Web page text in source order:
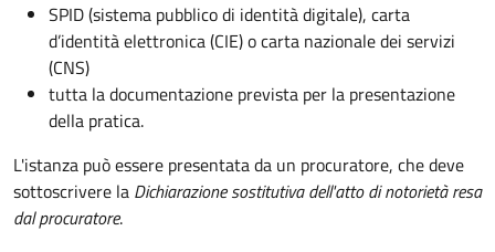
SPID (sistema pubblico di identità digitale), carta
d’identità elettronica (CIE) o carta nazionale dei servizi
(CNS)
tutta la documentazione prevista per la presentazione
della pratica.
L'istanza può essere presentata da un procuratore, che deve
sottoscrivere la Dichiarazione sostitutiva dell'atto di notorietà resa
dal procuratore.